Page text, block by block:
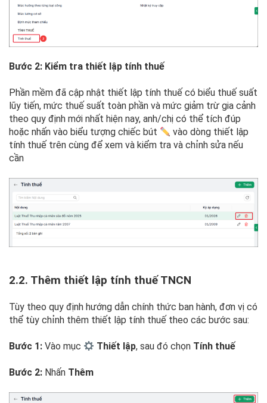
Bước 2: Kiểm tra thiết lập tính thuế
Phần mềm đã cập nhật thiết lập tính thuế có biểu thuế suất
lũy tiến, mức thuế suất toàn phần và mức giảm trừ gia cảnh
theo quy định mới nhất hiện nay, anh/chị có thể tích đúp
hoặc nhấn vào biểu tượng chiếc bút
vào dòng thiết lập
tính thuế trên cùng để xem và kiểm tra và chỉnh sửa nếu
cần
2.2. Thêm thiết lập tính thuế TNCN
Tùy theo quy định hướng dẫn chính thức ban hành, đơn vị có
thể tùy chỉnh thêm thiết lập tính thuế theo các bước sau:
Bước 1: Vào mục Thiết lập, sau đó chọn Tính thuế
Bước 2: Nhấn Thêm